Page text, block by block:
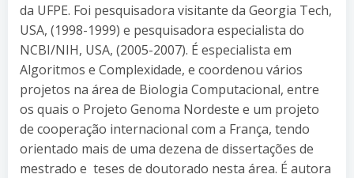
da UFPE. Foi pesquisadora visitante da Georgia Tech,
USA, (1998-1999) e pesquisadora especialista do
NCBI/NIH, USA, (2005-2007). É especialista em
Algoritmos e Complexidade, e coordenou vários
projetos na área de Biologia Computacional, entre
os quais o Projeto Genoma Nordeste e um projeto
de cooperação internacional com a França, tendo
orientado mais de uma dezena de dissertações de
mestrado e teses de doutorado nesta área. É autora